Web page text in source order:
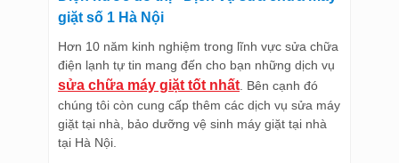
giặt số 1 Hà Nội
Hơn 10 năm kinh nghiệm trong lĩnh vực sửa chữa
điện lạnh tự tin mang đến cho bạn những dịch vụ
sửa chữa máy giặt tốt nhất . Bên cạnh đó
chúng tôi còn cung cấp thêm các dịch vụ sửa máy
giặt tại nhà, bảo dưỡng vệ sinh máy giặt tại nhà
tại Hà Nội.